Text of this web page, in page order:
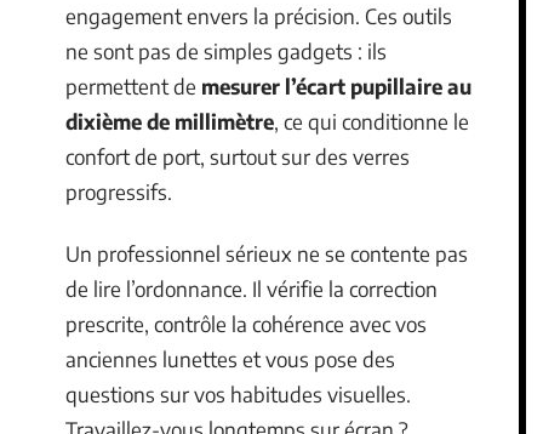
engagement envers la précision. Ces outils
ne sont pas de simples gadgets : ils
permettent de mesurer l’écart pupillaire au
dixième de millimètre, ce qui conditionne le
confort de port, surtout sur des verres
progressifs.
Un professionnel sérieux ne se contente pas
de lire l’ordonnance. Il vérifie la correction
prescrite, contrôle la cohérence avec vos
anciennes lunettes et vous pose des
questions sur vos habitudes visuelles.